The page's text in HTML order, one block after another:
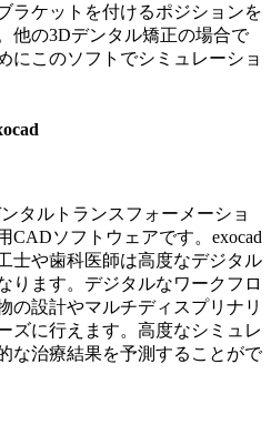
ラケットを付けるポジションを
他の3Dデンタル矯正の場合で
にこのソフトでシミュレーショ
タルトランスフォーメーショ
CADソフトウェアです。exocad
士や歯科医師は高度なデジタル
ります。デジタルなワークフロ
の設計やマルチディスプリナリ
ズに行えます。高度なシミュレ
な治療結果を予測することがで